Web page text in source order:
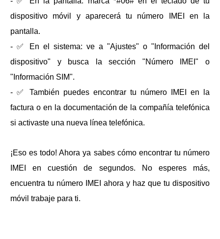
dispositivo móvil y aparecerá tu número IMEI en la
pantalla.
- ✅ En el sistema: ve a "Ajustes" o "Información del
dispositivo" y busca la sección "Número IMEI" o
"Información SIM".
- ✅ También puedes encontrar tu número IMEI en la
factura o en la documentación de la compañía telefónica
si activaste una nueva línea telefónica.
¡Eso es todo! Ahora ya sabes cómo encontrar tu número
IMEI en cuestión de segundos. No esperes más,
encuentra tu número IMEI ahora y haz que tu dispositivo
móvil trabaje para ti.